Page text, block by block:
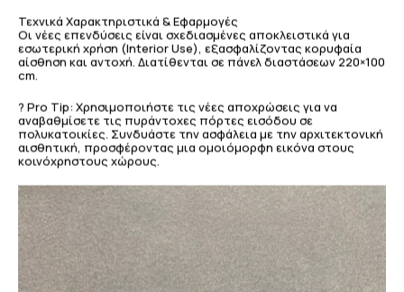
Τεχνικά Χαρακτηριστικά & Εφαρμογές
Οι νέες επενδύσεις είναι σχεδιασμένες αποκλειστικά για
εσωτερική χρήση (Interior Use), εξασφαλίζοντας κορυφαία
αίσθηση και αντοχή. Διατίθενται σε πάνελ διαστάσεων 220×100
cm.
? Pro Tip: Χρησιμοποιήστε τις νέες αποχρώσεις για να
αναβαθμίσετε τις πυράντοχες πόρτες εισόδου σε
πολυκατοικίες. Συνδυάστε την ασφάλεια με την αρχιτεκτονική
αισθητική, προσφέροντας μια ομοιόμορφη εικόνα στους
κοινόχρηστους χώρους.